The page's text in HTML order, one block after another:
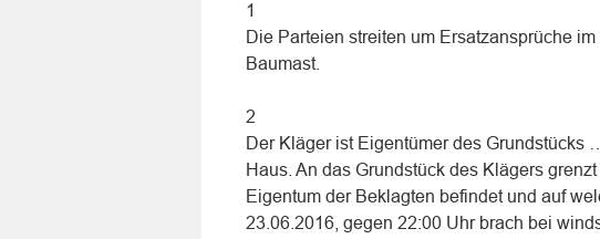
1
Die Parteien streiten um Ersatzansprüche
Baumast.
2
Der Kläger ist Eigentümer des
Haus. An das Grundstück des Klägers
Eigentum der Beklagten befindet und auf
23.06.2016, gegen 22:00 Uhr brach bei